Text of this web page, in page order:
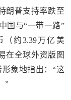
朗普支持率跌至
国与“一带一路”
约3.39万亿美
在全球外资版图
象地指出：“这
”